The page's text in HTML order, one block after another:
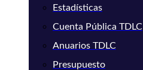
Estadísticas
Cuenta Pública TDLC
Anuarios TDLC
Presupuesto